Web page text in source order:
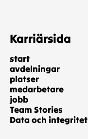
Karriärsida
start
avdelningar
platser
medarbetare
jobb
Team Stories
Data och integritet